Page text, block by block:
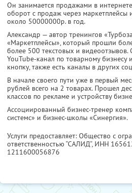
Он занимается продажами в
оборот с продаж через маркетплейсы
около 50000000р. в год.
Александр — автор тренингов
«Маркетплейсы», который прошли
более 500 текстовых и видеоотзывов.
YouTube-канал по товарному бизнесу
кнопку, также есть каналы в других
В начале своего пути уже в первый
рублей всего на 2 товарах. Прошел
классов по рекламе и устройству
Ассоциированный бизнес-тренер
системс» и бизнес-школы «Синергия».
Услуги предоставляет: Общество с
ответственностью “САЛИД”, ИНН
1211600056876